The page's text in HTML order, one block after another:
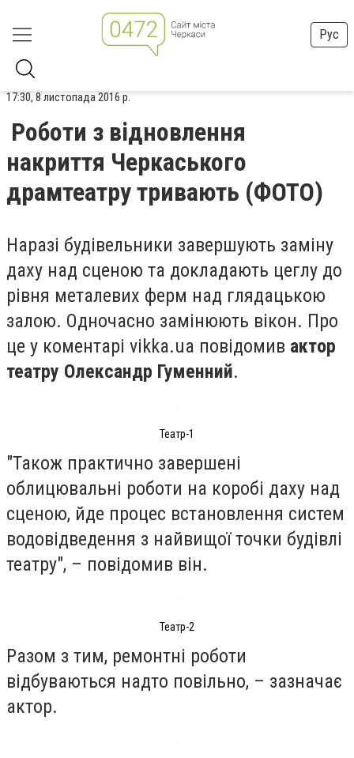
Рус
17:30, 8 листопада 2016 р.
Роботи з відновлення
накриття Черкаського
драмтеатру тривають (ФОТО)
Наразі будівельники завершують заміну
даху над сценою та докладають цеглу до
рівня металевих ферм над глядацькою
залою. Одночасно замінюють вікон. Про
це у коментарі vikka.ua повідомив актор
театру Олександр Гуменний.
Театр-1
"Також практично завершені
облицювальні роботи на коробі даху над
сценою, йде процес встановлення систем
водовідведення з найвищої точки будівлі
театру", – повідомив він.
Театр-2
Разом з тим, ремонтні роботи
відбуваються надто повільно, – зазначає
актор.